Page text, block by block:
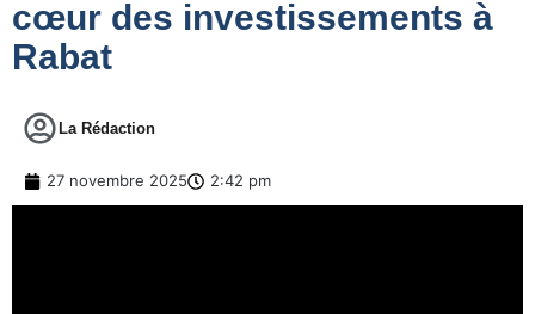
cœur des investissements à
Rabat
La Rédaction
27 novembre 2025 2:42 pm